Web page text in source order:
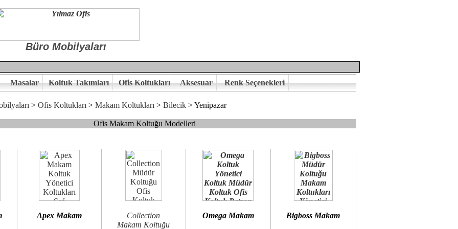
Büro Mobilyaları
kaliteye önem veriyorsanız,makam koltuk modellerimizi incelemenizi öneririz.
goldsit ve modern makam koltukları hayal ettiğiniz özgün ofis ortamına kavuşabilirsiniz.
birlikte karar verelim.
Büro Mobilya
Masalar Koltuk Takımları Ofis Koltukları Aksesuar Renk Seçenekleri
> Ofis Koltukları > Makam Koltukları > Bilecik> Yenipazar
Ofis Makam Koltuğu Modelleri
Apex Makam
Collection
Makam Koltuğu
Omega Makam Bigboss Makam